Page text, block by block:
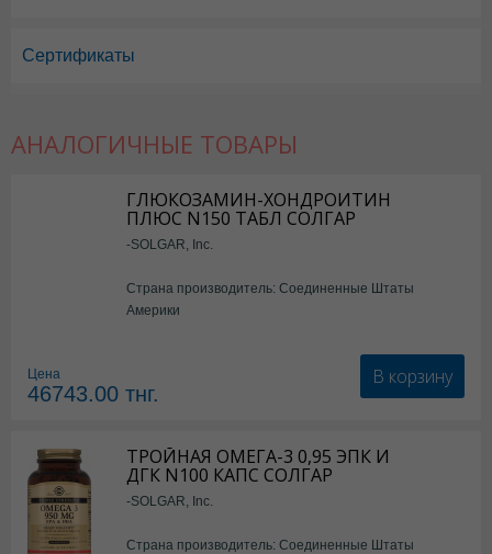
Сертификаты
АНАЛОГИЧНЫЕ ТОВАРЫ
ГЛЮКОЗАМИН-ХОНДРОИТИН
ПЛЮС N150 ТАБЛ СОЛГАР
-SOLGAR, Inc.
Страна производитель: Соединенные Штаты
Америки
Цена
46743.00 тнг.
В корзину
ТРОЙНАЯ ОМЕГА-3 0,95 ЭПК И
ДГК N100 КАПС СОЛГАР
-SOLGAR, Inc.
Страна производитель: Соединенные Штаты